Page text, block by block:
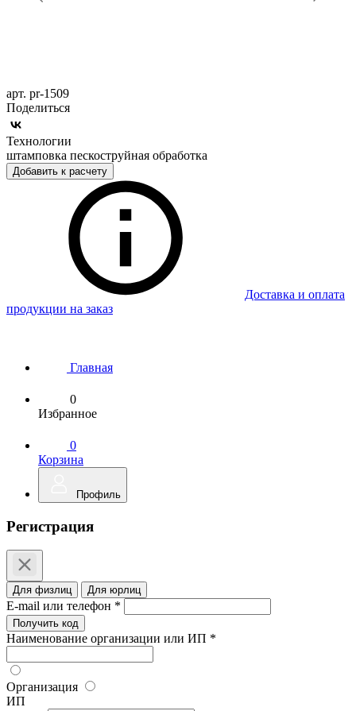
арт. pr-1509
Поделиться
Технологии
штамповка пескоструйная обработка
Добавить к расчету
Доставка и оплата
продукции на заказ
Главная
0
Избранное
0
Корзина
Профиль
Регистрация
Для физлиц Для юрлиц
E-mail или телефон *
Получить код
Наименование организации или ИП *
Организация
ИП